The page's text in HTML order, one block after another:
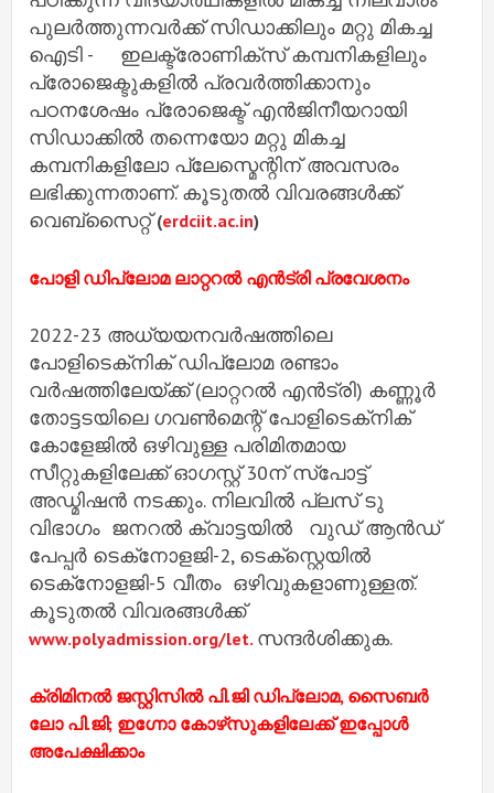
പുലർത്തുന്നവർക്ക് സിഡാക്കിലും മറ്റു മികച്ച
ഐടി - ഇലക്ട്രോണിക്‌സ് കമ്പനികളിലും
പ്രോജെക്ടുകളിൽ പ്രവർത്തിക്കാനും
പഠനശേഷം പ്രോജെക്ട് എൻജിനീയറായി
സിഡാക്കിൽ തന്നെയോ മറ്റു മികച്ച
കമ്പനികളിലോ പ്ലേസ്മെന്റിന് അവസരം
ലഭിക്കുന്നതാണ്. കൂടുതൽ വിവരങ്ങൾക്ക്
വെബ്‌സൈറ്റ്(erdciit.ac.in)
പോളി ഡിപ്ലോമ ലാറ്ററൽ എൻട്രി പ്രവേശനം
2022-23 അധ്യയനവർഷത്തിലെ
പോളിടെക്‌നിക് ഡിപ്ലോമ രണ്ടാം
വർഷത്തിലേയ്ക്ക് (ലാറ്ററൽ എൻട്രി) കണ്ണൂർ
തോട്ടടയിലെ ഗവൺമെന്റ് പോളിടെക്‌നിക്
കോളേജിൽ ഒഴിവുള്ള പരിമിതമായ
സീറ്റുകളിലേക്ക് ഓഗസ്റ്റ് 30ന് സ്‌പോട്ട്
അഡ്മിഷൻ നടക്കും. നിലവിൽ പ്ലസ് ടു
വിഭാഗം ജനറൽ ക്വാട്ടയിൽ വുഡ് ആൻഡ്
പേപ്പർ ടെക്‌നോളജി-2, ടെക്‌സ്റ്റെയിൽ
ടെക്‌നോളജി-5 വീതം ഒഴിവുകളാണുള്ളത്.
കൂടുതൽ വിവരങ്ങൾക്ക്
www.polyadmission.org/let. സന്ദർശിക്കുക.
ക്രിമിനല്‍ ജസ്റ്റിസില്‍ പി.ജി ഡിപ്ലോമ, സൈബര്‍
ലോ പി.ജി; ഇഗ്നോ കോഴ്‌സുകളിലേക്ക് ഇപ്പോൾ
അപേക്ഷിക്കാം